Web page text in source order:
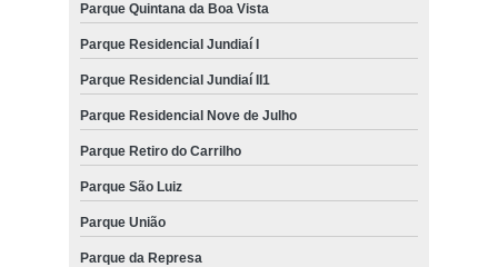
Parque Quintana da Boa Vista
Parque Residencial Jundiaí I
Parque Residencial Jundiaí II1
Parque Residencial Nove de Julho
Parque Retiro do Carrilho
Parque São Luiz
Parque União
Parque da Represa